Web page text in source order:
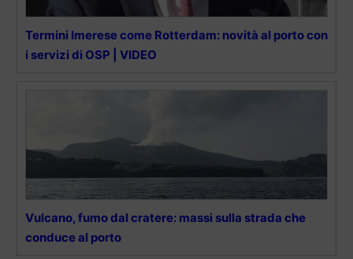
Termini Imerese come Rotterdam: novità al porto con
i servizi di OSP | VIDEO
Vulcano, fumo dal cratere: massi sulla strada che
conduce al porto